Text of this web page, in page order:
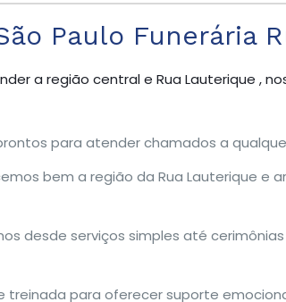
Paulo Funerária
a região central e Rua Lauterique ,
para atender chamados a
bem a região da Rua Lauterique e
desde serviços simples até
treinada para oferecer suporte